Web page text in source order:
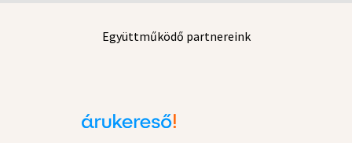
Együttműködő partnereink